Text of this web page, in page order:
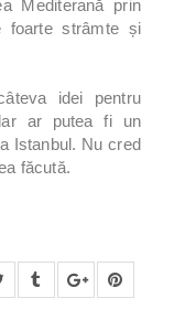
Mediterană prin
foarte strâmte și
idei pentru
ar putea fi un
Istanbul. Nu cred
făcută.